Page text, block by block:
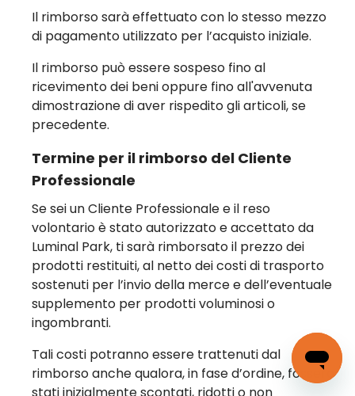
Il rimborso sarà effettuato con lo stesso mezzo
di pagamento utilizzato per l’acquisto iniziale.
Il rimborso può essere sospeso fino al
ricevimento dei beni oppure fino all'avvenuta
dimostrazione di aver rispedito gli articoli, se
precedente.
Termine per il rimborso del Cliente
Professionale
Se sei un Cliente Professionale e il reso
volontario è stato autorizzato e accettato da
Luminal Park, ti sarà rimborsato il prezzo dei
prodotti restituiti, al netto dei costi di trasporto
sostenuti per l’invio della merce e dell’eventuale
supplemento per prodotti voluminosi o
ingombranti.
Tali costi potranno essere trattenuti dal
rimborso anche qualora, in fase d’ordine, fossero